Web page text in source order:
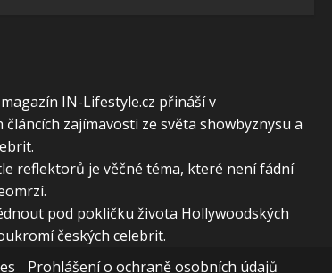
IN-Lifestyle.cz přináší v
článcích zajímavosti ze světa showbyznysu a
reflektorů je věčné téma, které není fádní
pod pokličku života Hollywoodských
českých celebrit.
Prohlášení o ochraně osobních údajů